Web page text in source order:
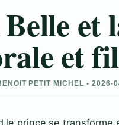
et
et
PETIT MICHEL • 2026-
le prince se transforme